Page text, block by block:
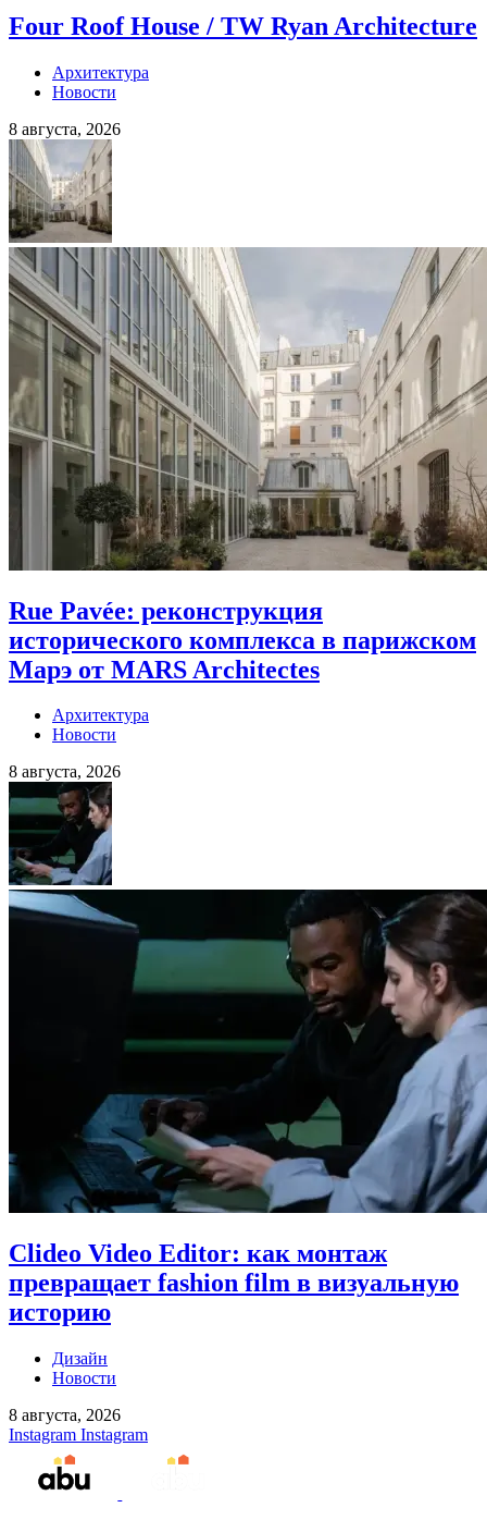
Four Roof House / TW Ryan Architecture
Архитектура
Новости
8 августа, 2026
Rue Pavée: реконструкция
исторического комплекса в парижском
Марэ от MARS Architectes
Архитектура
Новости
8 августа, 2026
Clideo Video Editor: как монтаж
превращает fashion film в визуальную
историю
Дизайн
Новости
8 августа, 2026
Instagram Instagram